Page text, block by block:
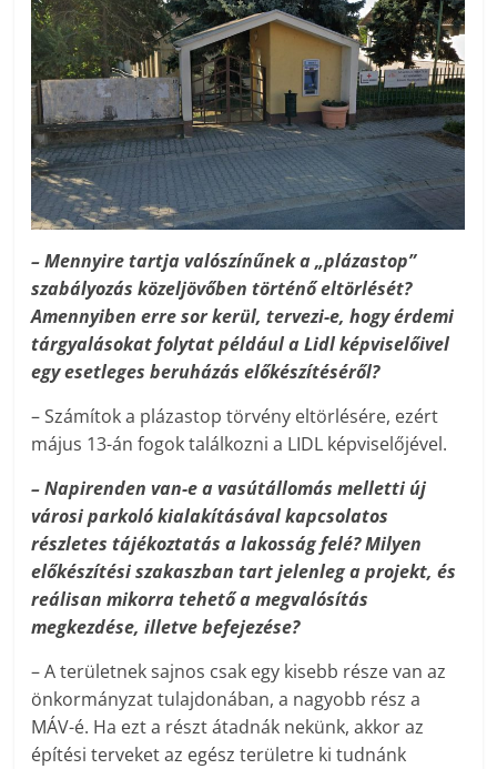
– Mennyire tartja valószínűnek a „plázastop”
szabályozás közeljövőben történő eltörlését?
Amennyiben erre sor kerül, tervezi-e, hogy érdemi
tárgyalásokat folytat például a Lidl képviselőivel
egy esetleges beruházás előkészítéséről?
– Számítok a plázastop törvény eltörlésére, ezért
május 13-án fogok találkozni a LIDL képviselőjével.
– Napirenden van-e a vasútállomás melletti új
városi parkoló kialakításával kapcsolatos
részletes tájékoztatás a lakosság felé? Milyen
előkészítési szakaszban tart jelenleg a projekt, és
reálisan mikorra tehető a megvalósítás
megkezdése, illetve befejezése?
– A területnek sajnos csak egy kisebb része van az
önkormányzat tulajdonában, a nagyobb rész a
MÁV-é. Ha ezt a részt átadnák nekünk, akkor az
építési terveket az egész területre ki tudnánk